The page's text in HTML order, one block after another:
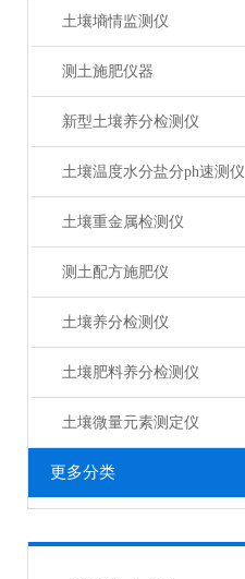
土壤墒情监测仪
测土施肥仪器
新型土壤养分检测仪
土壤温度水分盐分ph速测仪
土壤重金属检测仪
测土配方施肥仪
土壤养分检测仪
土壤肥料养分检测仪​
土壤微量元素测定仪
更多分类